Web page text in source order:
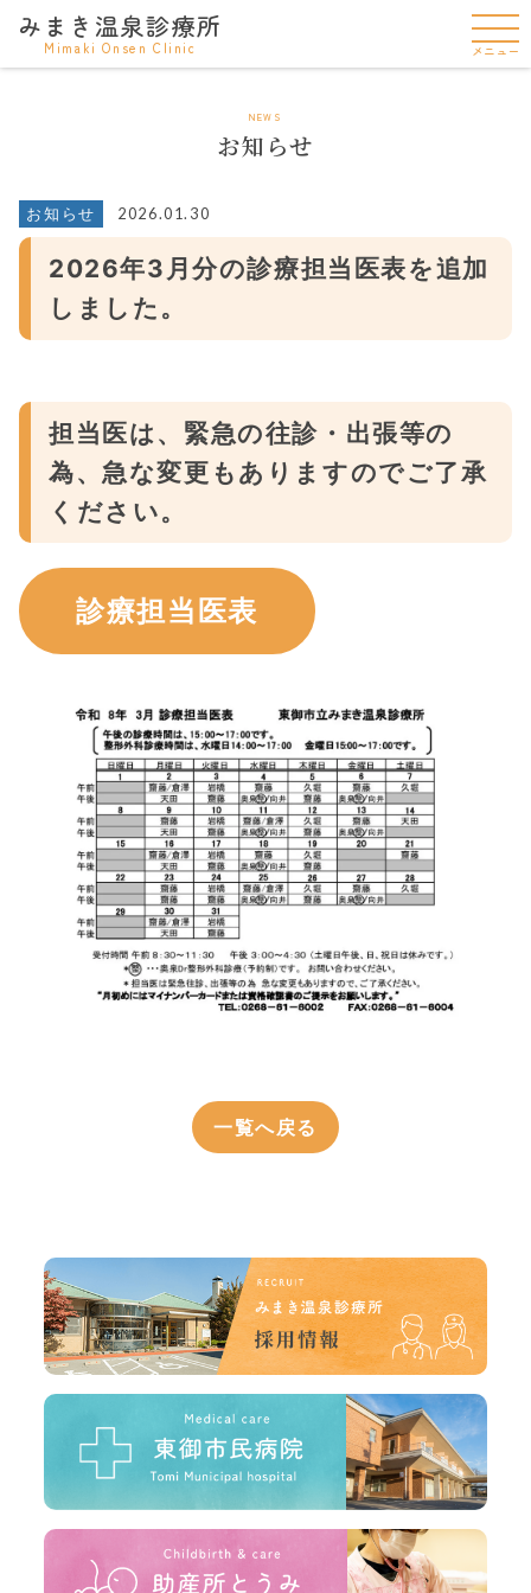
みまき温泉診療所
Mimaki Onsen Clinic メニュー
NEWS
お知らせ
お知らせ 2026.01.30
2026年3月分の診療担当医表を追加
しました。
担当医は、緊急の往診・出張等の
為、急な変更もありますのでご了承
ください。
診療担当医表
一覧へ戻る